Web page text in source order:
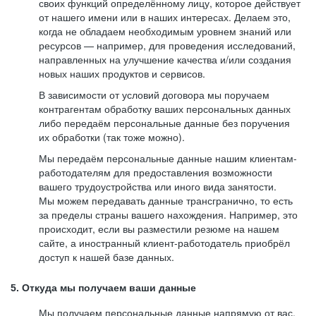
своих функций определённому лицу, которое действует
от нашего имени или в наших интересах. Делаем это,
когда не обладаем необходимым уровнем знаний или
ресурсов — например, для проведения исследований,
направленных на улучшение качества и/или создания
новых наших продуктов и сервисов.
В зависимости от условий договора мы поручаем
контрагентам обработку ваших персональных данных
либо передаём персональные данные без поручения
их обработки (так тоже можно).
Мы передаём персональные данные нашим клиентам-
работодателям для предоставления возможности
вашего трудоустройства или иного вида занятости.
Мы можем передавать данные трансгранично, то есть
за пределы страны вашего нахождения. Например, это
происходит, если вы разместили резюме на нашем
сайте, а иностранный клиент-работодатель приобрёл
доступ к нашей базе данных.
5. Откуда мы получаем ваши данные
Мы получаем персональные данные напрямую от вас,